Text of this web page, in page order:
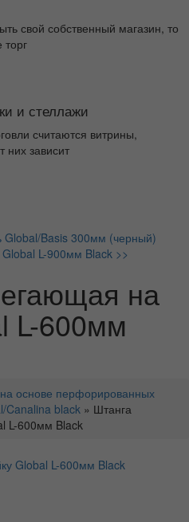
свой собственный магазин, то
и стеллажи
считаются витрины,
них зависит
Global/Basis 300мм (черный)
L-900мм Black >>
на
L-600мм
основе перфорированных
Canalina black » Штанга
L-600мм Black